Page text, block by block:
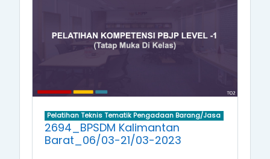
Pelatihan Teknis Tematik Pengadaan Barang/Jasa
2694_BPSDM Kalimantan
Barat_06/03-21/03-2023